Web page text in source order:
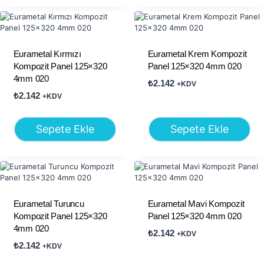
Eurametal Kırmızı
Kompozit Panel 125×320
4mm 020
₺2.142 +KDV
Sepete Ekle
Eurametal Krem Kompozit
Panel 125×320 4mm 020
₺2.142 +KDV
Sepete Ekle
Eurametal Turuncu
Kompozit Panel 125×320
4mm 020
₺2.142 +KDV
Eurametal Mavi Kompozit
Panel 125×320 4mm 020
₺2.142 +KDV